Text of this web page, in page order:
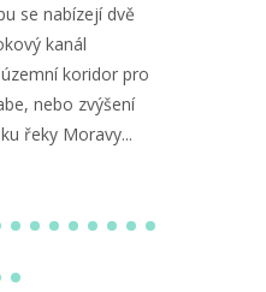
se nabízejí dvě
kanál
koridor pro
nebo zvýšení
řeky Moravy...